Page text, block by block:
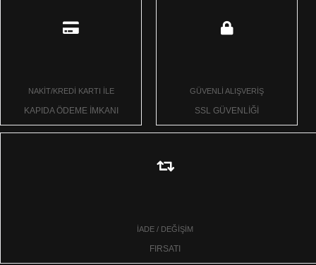
NAKİT/KREDİ KARTI İLE
KAPIDA ÖDEME İMKANI
GÜVENLİ ALIŞVERİŞ
SSL GÜVENLİĞİ
İADE / DEĞİŞİM
FIRSATI